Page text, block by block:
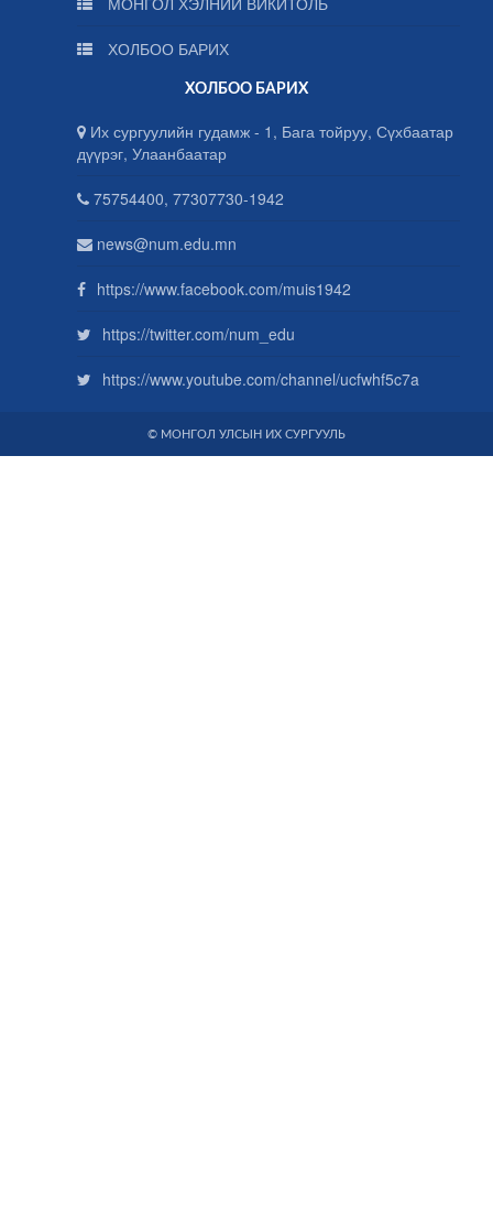
ХОЛБОО БАРИХ
ХОЛБОО БАРИХ
Их сургуулийн гудамж - 1, Бага тойруу, Сүхбаатар
дүүрэг, Улаанбаатар
75754400, 77307730-1942
news@num.edu.mn
https://www.facebook.com/muis1942
https://twitter.com/num_edu
https://www.youtube.com/channel/ucfwhf5c7a
© МОНГОЛ УЛСЫН ИХ СУРГУУЛЬ